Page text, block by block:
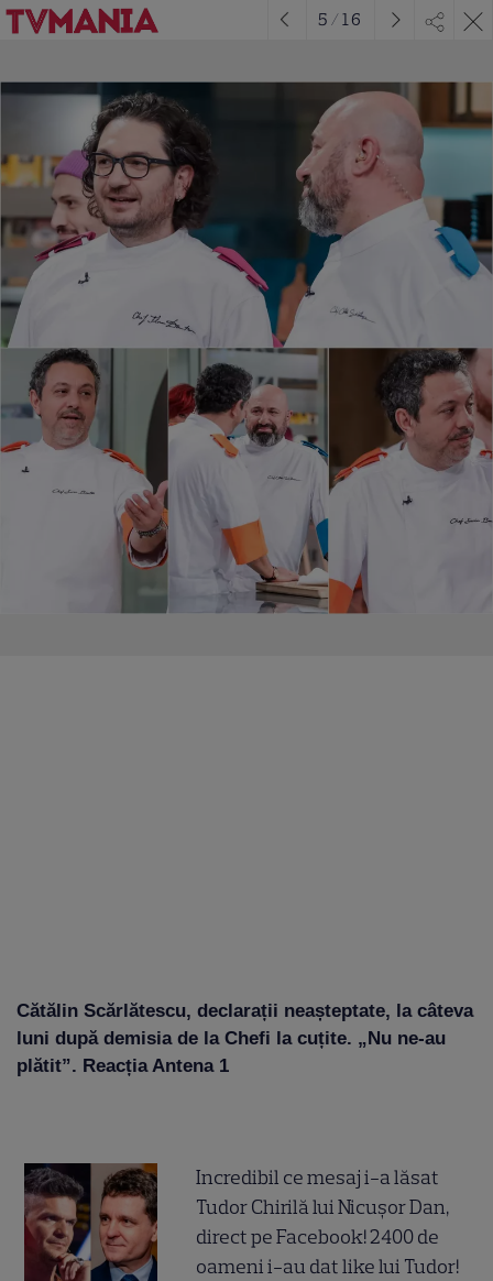
Cătălin Scărlătescu, declarații neașteptate, la câteva
luni după demisia de la Chefi la cuțite. „Nu ne-au
plătit”. Reacția Antena 1
5 /16
Incredibil ce mesaj i-a lăsat
Tudor Chirilă lui Nicușor Dan,
direct pe Facebook! 2400 de
oameni i-au dat like lui Tudor!